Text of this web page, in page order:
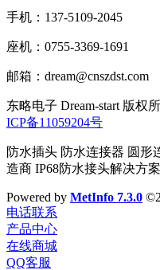
手机：137-5109-2045
座机：0755-3369-1691
邮箱：dream@cnszdst.com
东略电子 Dream-start 版权
ICP备11059204号
防水插头 防水连接器 圆形
造商 IP68防水接头解决方
Powered by MetInfo 7.3.0
电话联系
产品中心
在线商城
QQ客服